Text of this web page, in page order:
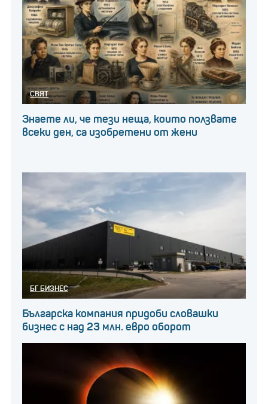
СВЯТ
Знаете ли, че тези неща, които ползвате
всеки ден, са изобретени от жени
БГ БИЗНЕС
Българска компания придоби словашки
бизнес с над 23 млн. евро оборот